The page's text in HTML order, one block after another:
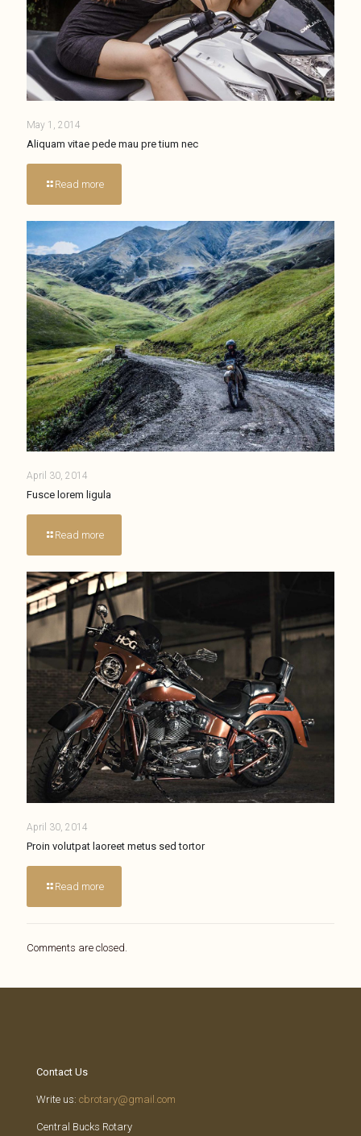
May 1, 2014
Aliquam vitae pede mau pre tium nec
Read more
April 30, 2014
Fusce lorem ligula
Read more
April 30, 2014
Proin volutpat laoreet metus sed tortor
Read more
Comments are closed.
Contact Us
Write us: cbrotary@gmail.com
Central Bucks Rotary